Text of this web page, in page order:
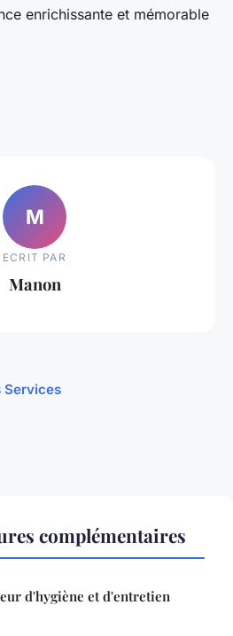
enrichissante et mémorable
M
ECRIT PAR
Manon
Services
complémentaires
d'hygiène et d'entretien